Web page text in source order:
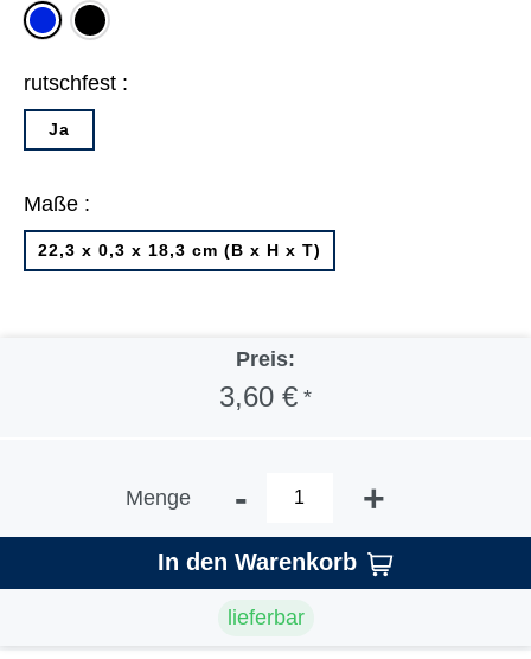
blau schwarz
rutschfest :
Ja
Maße :
22,3 x 0,3 x 18,3 cm (B x H x T)
Preis:
3,60 € *
Menge - +
In den Warenkorb
lieferbar